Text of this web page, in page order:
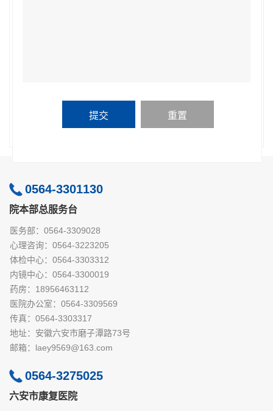
提交 重置
0564-3301130
院本部总服务台
医务部：0564-3309028
心理咨询：0564-3223205
体检中心：0564-3303312
内镜中心：0564-3300019
药房：18956463112
医院办公室：0564-3309569
传真：0564-3303317
地址：安徽六安市磨子潭路73号
邮箱：laey9569@163.com
0564-3275025
六安市康复医院